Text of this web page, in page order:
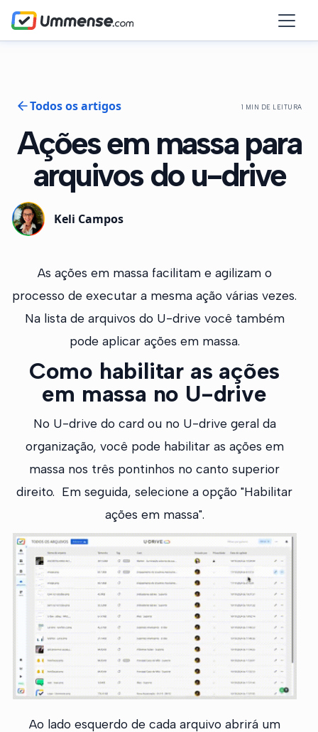
Todos os artigos 1 MIN DE LEITURA
Ações em massa para
arquivos do u-drive
Keli Campos
As ações em massa facilitam e agilizam o
processo de executar a mesma ação várias vezes.
Na lista de arquivos do U-drive você também
pode aplicar ações em massa.
Como habilitar as ações
em massa no U-drive
No U-drive do card ou no U-drive geral da
organização, você pode habilitar as ações em
massa nos três pontinhos no canto superior
direito. Em seguida, selecione a opção "Habilitar
ações em massa".
Ao lado esquerdo de cada arquivo abrirá um